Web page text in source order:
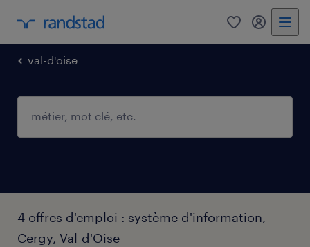
0 mon
val-d'oise
4 offres d'emploi : système d'information,
Cergy, Val-d'Oise